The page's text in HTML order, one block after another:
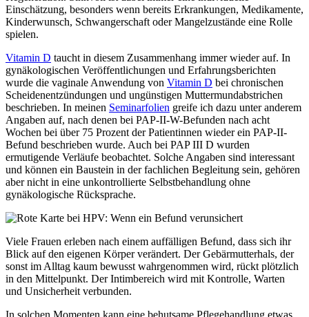
Einschätzung, besonders wenn bereits Erkrankungen, Medikamente,
Kinderwunsch, Schwangerschaft oder Mangelzustände eine Rolle
spielen.
Vitamin D taucht in diesem Zusammenhang immer wieder auf. In
gynäkologischen Veröffentlichungen und Erfahrungsberichten
wurde die vaginale Anwendung von Vitamin D bei chronischen
Scheidenentzündungen und ungünstigen Muttermundabstrichen
beschrieben. In meinen Seminarfolien greife ich dazu unter anderem
Angaben auf, nach denen bei PAP-II-W-Befunden nach acht
Wochen bei über 75 Prozent der Patientinnen wieder ein PAP-II-
Befund beschrieben wurde. Auch bei PAP III D wurden
ermutigende Verläufe beobachtet. Solche Angaben sind interessant
und können ein Baustein in der fachlichen Begleitung sein, gehören
aber nicht in eine unkontrollierte Selbstbehandlung ohne
gynäkologische Rücksprache.
Viele Frauen erleben nach einem auffälligen Befund, dass sich ihr
Blick auf den eigenen Körper verändert. Der Gebärmutterhals, der
sonst im Alltag kaum bewusst wahrgenommen wird, rückt plötzlich
in den Mittelpunkt. Der Intimbereich wird mit Kontrolle, Warten
und Unsicherheit verbunden.
In solchen Momenten kann eine behutsame Pflegehandlung etwas